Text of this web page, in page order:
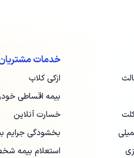
خدمات
ازکی‌ کلاب
بیمه اقساطی
خسارت آنلاین
بخشودگی جرایم
استعلام بیمه